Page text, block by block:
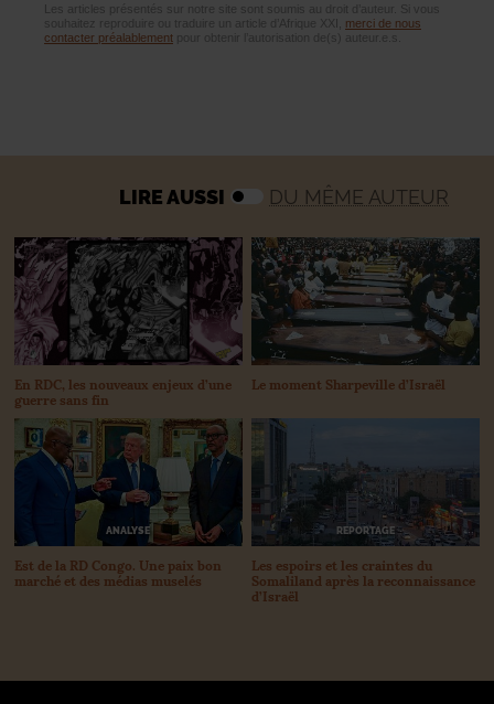
Les articles présentés sur notre site sont soumis au droit d’auteur. Si vous
souhaitez reproduire ou traduire un article d’Afrique XXI, merci de nous
contacter préalablement pour obtenir l’autorisation de(s) auteur.e.s.
LIRE AUSSI DU MÊME AUTEUR
En RDC, les nouveaux enjeux d’une
guerre sans fin
Le moment Sharpeville d’Israël
ANALYSE
Est de la RD Congo. Une paix bon
marché et des médias muselés
REPORTAGE
Les espoirs et les craintes du
Somaliland après la reconnaissance
d’Israël